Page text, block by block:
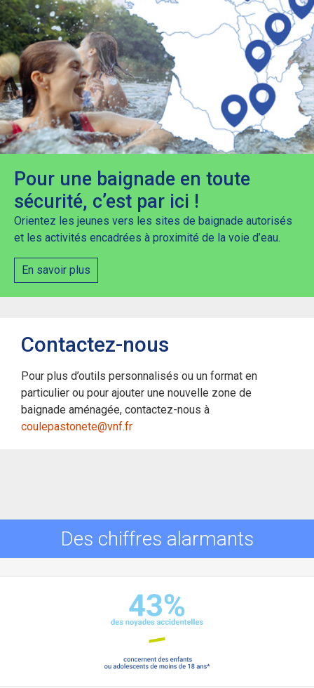
Pour une baignade en toute
sécurité, c’est par ici !
Orientez les jeunes vers les sites de baignade autorisés
et les activités encadrées à proximité de la voie d’eau.
En savoir plus
Contactez-nous
Pour plus d’outils personnalisés ou un format en
particulier ou pour ajouter une nouvelle zone de
baignade aménagée, contactez-nous à
coulepastonete@vnf.fr
Des chiffres alarmants